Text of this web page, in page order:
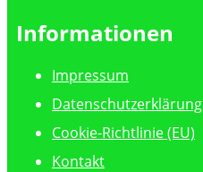
Informationen
Impressum
Datenschutzerklärung
Cookie-Richtlinie (EU)
Kontakt